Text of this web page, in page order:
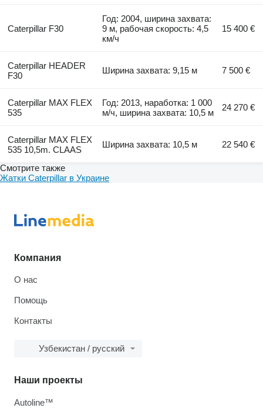
Caterpillar F30
Год: 2004, ширина захвата:
9 м, рабочая скорость: 4,5
км/ч
15 400 €
Caterpillar HEADER
F30
Ширина захвата: 9,15 м 7 500 €
Caterpillar MAX FLEX
535
Год: 2013, наработка: 1 000
м/ч, ширина захвата: 10,5 м
24 270 €
Caterpillar MAX FLEX
535 10,5m. CLAAS
Ширина захвата: 10,5 м 22 540 €
Смотрите также
Жатки Caterpillar в Украине
Компания
О нас
Помощь
Контакты
Узбекистан / русский
Наши проекты
Autoline™